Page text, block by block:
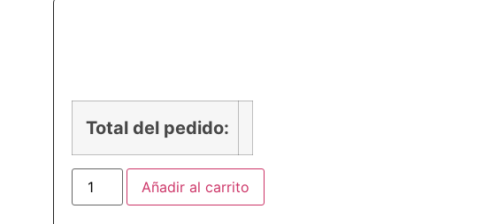
Total del pedido:
Añadir al carrito